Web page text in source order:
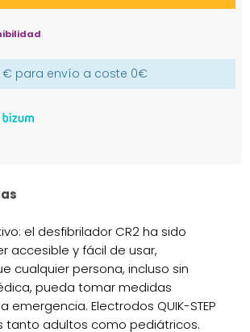
€ para envío a coste 0€
el desfibrilador CR2 ha sido
accesible y fácil de usar,
cualquier persona, incluso sin
pueda tomar medidas
emergencia. Electrodos QUIK-STEP
tanto adultos como pediátricos.